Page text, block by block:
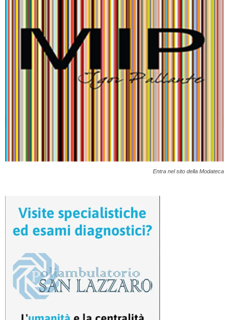
Entra nel sito della Modateca